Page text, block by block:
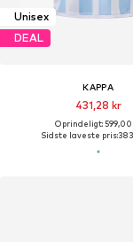
Unisex
DEAL
KAPPA
431,28 kr
Oprindeligt: 599,00
Sidste laveste pris: